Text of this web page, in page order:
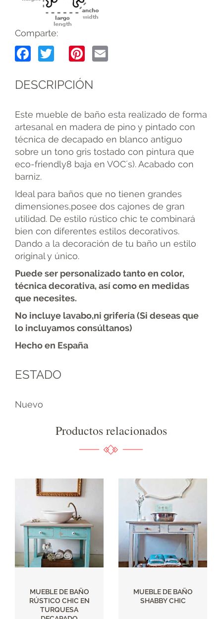
Comparte:
Facebook
TwitterPinterest
DESCRIPCIÓN
Este mueble de baño esta realizado de forma
artesanal en madera de pino y pintado con
técnica de decapado en blanco antiguo
sobre un tono gris tostado con pintura que
eco-friendly8 baja en VOC´s). Acabado con
barniz.
Ideal para baños que no tienen grandes
dimensiones,posee dos cajones de gran
utilidad. De estilo rústico chic te combinará
bien con diferentes estilos decorativos.
Dando a la decoración de tu baño un estilo
original y único.
Puede ser personalizado tanto en color,
técnica decorativa, así como en medidas
que necesites.
No incluye lavabo,ni grifería (Si deseas que
lo incluyamos consúltanos)
Hecho en España
ESTADO
Nuevo
Productos relacionados
MUEBLE DE BAÑO
RÚSTICO CHIC EN
TURQUESA
MUEBLE DE BAÑO
SHABBY CHIC